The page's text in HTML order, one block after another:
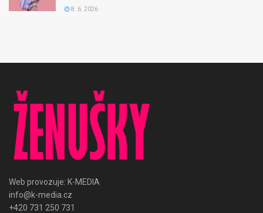
8. 6. 2026
Web provozuje: K-MEDIA
info@k-media.cz
+420 731 250 731